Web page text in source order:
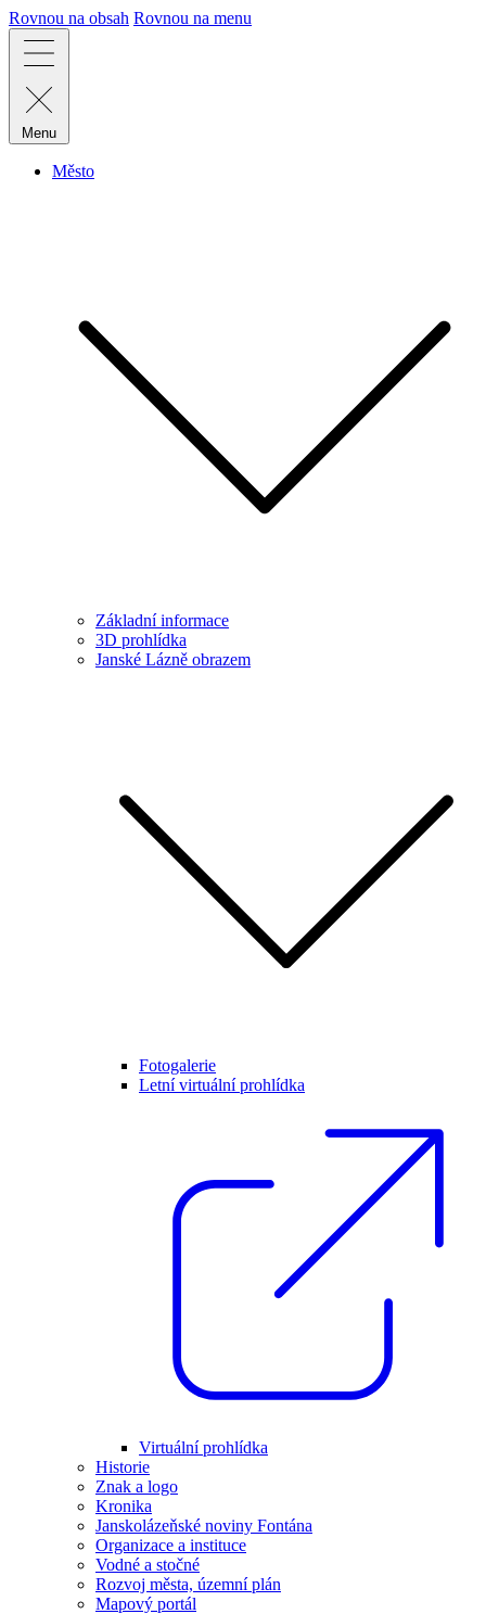
Rovnou na obsah Rovnou na menu
Menu
Město
Základní informace
3D prohlídka
Janské Lázně obrazem
Fotogalerie
Letní virtuální prohlídka
Virtuální prohlídka
Historie
Znak a logo
Kronika
Janskolázeňské noviny Fontána
Organizace a instituce
Vodné a stočné
Rozvoj města, územní plán
Mapový portál